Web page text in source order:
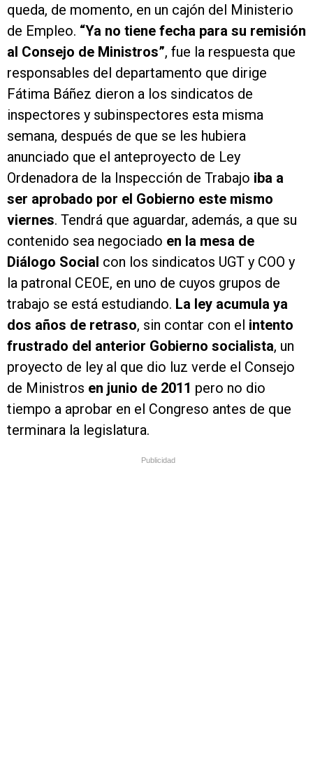
queda, de momento, en un cajón del Ministerio
de Empleo. “Ya no tiene fecha para su remisión
al Consejo de Ministros”, fue la respuesta que
responsables del departamento que dirige
Fátima Báñez dieron a los sindicatos de
inspectores y subinspectores esta misma
semana, después de que se les hubiera
anunciado que el anteproyecto de Ley
Ordenadora de la Inspección de Trabajo iba a
ser aprobado por el Gobierno este mismo
viernes. Tendrá que aguardar, además, a que su
contenido sea negociado en la mesa de
Diálogo Social con los sindicatos UGT y COO y
la patronal CEOE, en uno de cuyos grupos de
trabajo se está estudiando. La ley acumula ya
dos años de retraso, sin contar con el intento
frustrado del anterior Gobierno socialista, un
proyecto de ley al que dio luz verde el Consejo
de Ministros en junio de 2011 pero no dio
tiempo a aprobar en el Congreso antes de que
terminara la legislatura.
Publicidad